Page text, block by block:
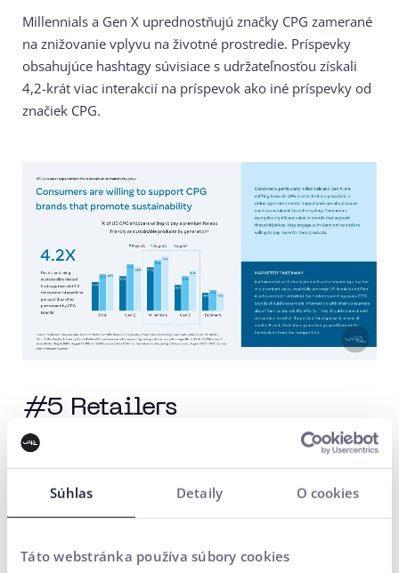
Súhlas Detaily O cookies
Táto webstránka používa súbory cookies
Millennials a Gen X uprednostňujú značky CPG zamerané
na znižovanie vplyvu na životné prostredie. Príspevky
obsahujúce hashtagy súvisiace s udržateľnosťou získali
4,2-krát viac interakcií na príspevok ako iné príspevky od
značiek CPG.
#5 Retailers
Mladší spotrebitelia prijímajú globálny trh udržateľnosti,
ktorý pozostáva zo zelených technológií a aplikácií ako je
čistenie vody, pretože sú ochotní zaplatiť viac za nákupy u
maloobchodníkov, ktorí nakupujú produkty šetrne k
postupy.